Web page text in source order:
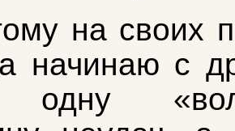
на своих
начинаю с